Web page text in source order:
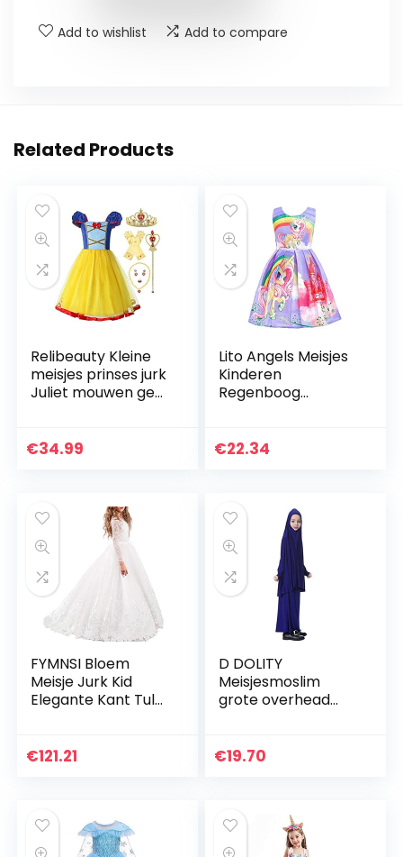
Add to wishlist Add to compare
Related Products
Relibeauty Kleine
meisjes prinses jurk
Juliet mouwen geel
jaar, geel)
€34.99
Lito Angels Meisjes
Kinderen
Regenboog
Dress Up Outfit
€22.34
FYMNSI Bloem
Meisje Jurk Kid
Elegante Kant Tule
Bruiloft Tutu Maxi
€121.21
D DOLITY
Meisjesmoslim
grote overhead
voor Hadsch
€19.70